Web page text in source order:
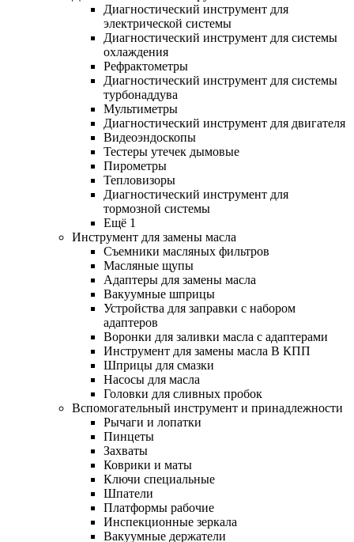
Диагностический инструмент для
электрической системы
Диагностический инструмент для системы
охлаждения
Рефрактометры
Диагностический инструмент для системы
турбонаддува
Мультиметры
Диагностический инструмент для двигателя
Видеоэндоскопы
Тестеры утечек дымовые
Пирометры
Тепловизоры
Диагностический инструмент для
тормозной системы
Ещё 1
Инструмент для замены масла
Съемники масляных фильтров
Масляные щупы
Адаптеры для замены масла
Вакуумные шприцы
Устройства для заправки с набором
адаптеров
Воронки для заливки масла с адаптерами
Инструмент для замены масла В КПП
Шприцы для смазки
Насосы для масла
Головки для сливных пробок
Вспомогательный инструмент и принадлежности
Рычаги и лопатки
Пинцеты
Захваты
Коврики и маты
Ключи специальные
Шпатели
Платформы рабочие
Инспекционные зеркала
Вакуумные держатели